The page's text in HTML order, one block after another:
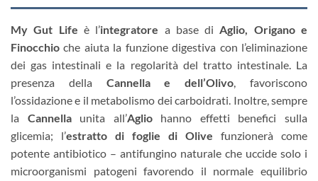
My Gut Life è l’integratore a base di Aglio, Origano e
Finocchio che aiuta la funzione digestiva con l’eliminazione
dei gas intestinali e la regolarità del tratto intestinale. La
presenza della Cannella e dell’Olivo , favoriscono
l’ossidazione e il metabolismo dei carboidrati. Inoltre, sempre
la Cannellaunita all’Agliohanno effetti benefici sulla
glicemia; l’estratto di foglie di Olive funzionerà come
potente antibiotico – antifungino naturale che uccide solo i
microorganismi patogeni favorendo il normale equilibrio